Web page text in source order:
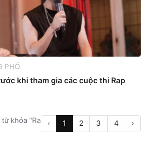
PHỐ
khi tham gia các cuộc thi Rap
khóa "Rap
‹ 1 2 3 4 ›